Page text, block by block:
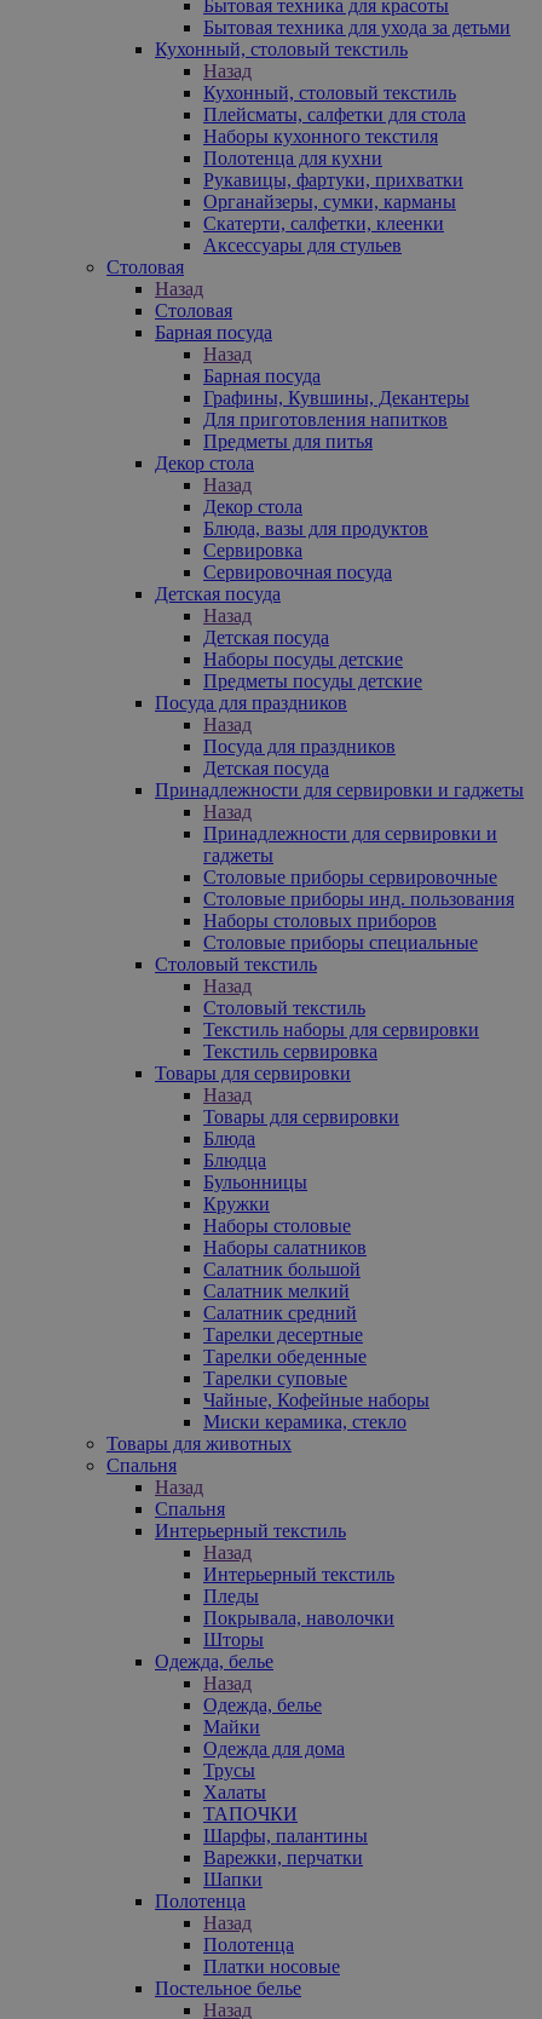
Бытовая техника для красоты
Бытовая техника для ухода за детьми
Кухонный, столовый текстиль
Назад
Кухонный, столовый текстиль
Плейсматы, салфетки для стола
Наборы кухонного текстиля
Полотенца для кухни
Рукавицы, фартуки, прихватки
Органайзеры, сумки, карманы
Скатерти, салфетки, клеенки
Аксессуары для стульев
Столовая
Назад
Столовая
Барная посуда
Назад
Барная посуда
Графины, Кувшины, Декантеры
Для приготовления напитков
Предметы для питья
Декор стола
Назад
Декор стола
Блюда, вазы для продуктов
Сервировка
Сервировочная посуда
Детская посуда
Назад
Детская посуда
Наборы посуды детские
Предметы посуды детские
Посуда для праздников
Назад
Посуда для праздников
Детская посуда
Принадлежности для сервировки и гаджеты
Назад
Принадлежности для сервировки и
гаджеты
Столовые приборы сервировочные
Столовые приборы инд. пользования
Наборы столовых приборов
Столовые приборы специальные
Столовый текстиль
Назад
Столовый текстиль
Текстиль наборы для сервировки
Текстиль сервировка
Товары для сервировки
Назад
Товары для сервировки
Блюда
Блюдца
Бульонницы
Кружки
Наборы столовые
Наборы салатников
Салатник большой
Салатник мелкий
Салатник средний
Тарелки десертные
Тарелки обеденные
Тарелки суповые
Чайные, Кофейные наборы
Миски керамика, стекло
Товары для животных
Спальня
Назад
Спальня
Интерьерный текстиль
Назад
Интерьерный текстиль
Пледы
Покрывала, наволочки
Шторы
Одежда, белье
Назад
Одежда, белье
Майки
Одежда для дома
Трусы
Халаты
ТАПОЧКИ
Шарфы, палантины
Варежки, перчатки
Шапки
Полотенца
Назад
Полотенца
Платки носовые
Постельное белье
Назад